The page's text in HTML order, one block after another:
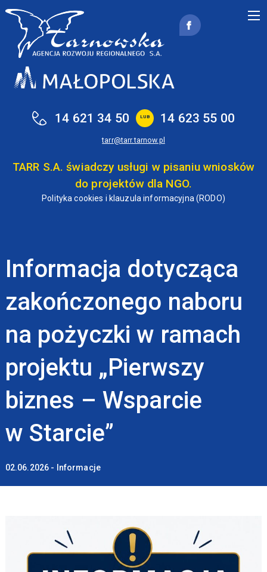
14 621 34 50 LUB 14 623 55 00
tarr@tarr.tarnow.pl
TARR S.A. świadczy usługi w pisaniu wniosków
do projektów dla NGO.
Polityka cookies i klauzula informacyjna (RODO)
Informacja dotycząca
zakończonego naboru
na pożyczki w ramach
projektu „Pierwszy
biznes – Wsparcie
w Starcie”
02.06.2026 - Informacje